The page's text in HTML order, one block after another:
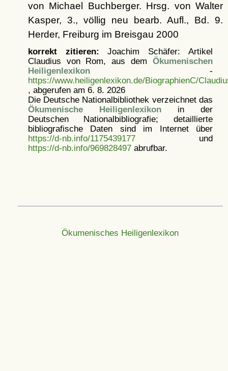
von Michael Buchberger. Hrsg. von Walter
Kasper, 3., völlig neu bearb. Aufl., Bd. 9.
Herder, Freiburg im Breisgau 2000
korrekt zitieren: Joachim Schäfer: Artikel
Claudius von Rom, aus dem Ökumenischen
Heiligenlexikon-
https://www.heiligenlexikon.de/BiographienC/
, abgerufen am 6. 8. 2026
Die Deutsche Nationalbibliothek verzeichnet das
Ökumenische Heiligenlexikonin der
Deutschen Nationalbibliografie; detaillierte
bibliografische Daten sind im Internet über
https://d-nb.info/1175439177und
https://d-nb.info/969828497abrufbar.
Ökumenisches Heiligenlexikon